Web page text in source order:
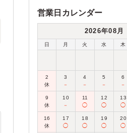
営業日カレンダー
2026年08月
日 月 火 水 木
2
休
3
－
4
－
5
－
6
－
9
休
10
－
11
◯
12
◯
13
◯
16
休
17
◯
18
◯
19
◯
20
◯